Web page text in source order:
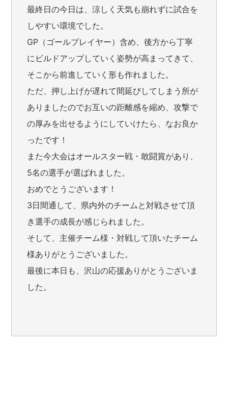
最終日の今日は、涼しく天気も崩れずに試合を
しやすい環境でした。
GP（ゴールプレイヤー）含め、後方から丁寧
にビルドアップしていく姿勢が高まってきて、
そこから前進していく形も作れました。
ただ、押し上げが遅れて間延びしてしまう所が
ありましたのでお互いの距離感を縮め、攻撃で
の厚みを出せるようにしていけたら、なお良か
ったです！
また今大会はオールスター戦・敢闘賞があり、
5名の選手が選ばれました。
おめでとうございます！
3日間通して、県内外のチームと対戦させて頂
き選手の成長が感じられました。
そして、主催チーム様・対戦して頂いたチーム
様ありがとうございました。
最後に本日も、沢山の応援ありがとうございま
した。